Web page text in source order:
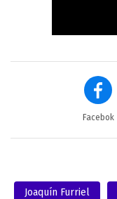
Facebok
Joaquín Furriel